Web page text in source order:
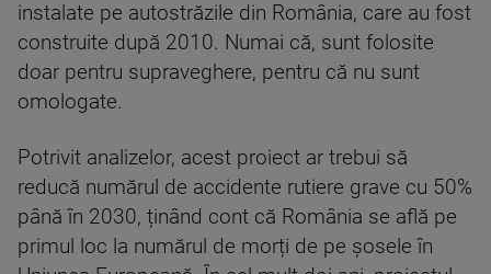
instalate pe autostrăzile din România, care au fost
construite după 2010. Numai că, sunt folosite
doar pentru supraveghere, pentru că nu sunt
omologate.
Potrivit analizelor, acest proiect ar trebui să
reducă numărul de accidente rutiere grave cu 50%
până în 2030, ținând cont că România se află pe
primul loc la numărul de morți de pe șosele în